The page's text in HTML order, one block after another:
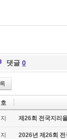
댓글 0
제26회 전국지리
2026년 제26회